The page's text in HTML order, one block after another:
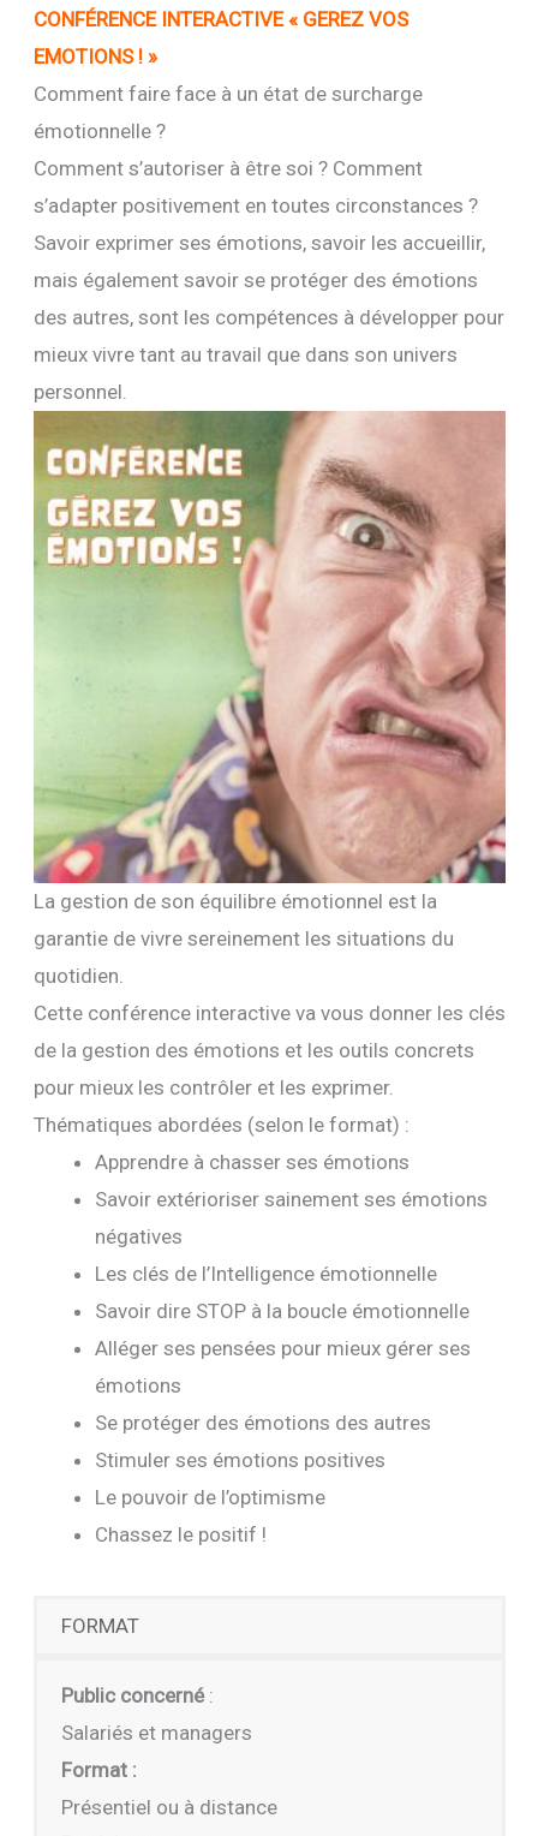
CONFÉRENCEINTERACTIVE « GEREZ VOS
EMOTIONS ! »
Comment faire face à un état de surcharge
émotionnelle ?
Comment s’autoriser à être soi ? Comment
s’adapter positivement en toutes circonstances ?
Savoir exprimer ses émotions, savoir les accueillir,
mais également savoir se protéger des émotions
des autres, sont les compétences à développer pour
mieux vivre tant au travail que dans son univers
personnel.
La gestion de son équilibre émotionnel est la
garantie de vivre sereinement les situations du
quotidien.
Cette conférence interactive va vous donner les clés
de la gestion des émotions et les outils concrets
pour mieux les contrôler et les exprimer.
Thématiques abordées (selon le format) :
Apprendre à chasser ses émotions
Savoir extérioriser sainement ses émotions
négatives
Les clés de l’Intelligence émotionnelle
Savoir dire STOP à la boucle émotionnelle
Alléger ses pensées pour mieux gérer ses
émotions
Se protéger des émotions des autres
Stimuler ses émotions positives
Le pouvoir de l’optimisme
Chassez le positif !
FORMAT
Public concerné:
Salariés et managers
Format :
Présentiel ou à distance